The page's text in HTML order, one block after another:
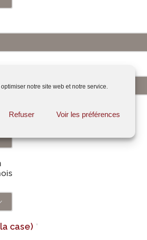
notre site web et notre service.
Refuser Voir les préférences
case) *